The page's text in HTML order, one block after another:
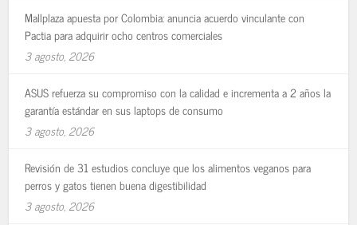
Mallplaza apuesta por Colombia: anuncia acuerdo vinculante con
Pactia para adquirir ocho centros comerciales
3 agosto, 2026
ASUS refuerza su compromiso con la calidad e incrementa a 2 años la
garantía estándar en sus laptops de consumo
3 agosto, 2026
Revisión de 31 estudios concluye que los alimentos veganos para
perros y gatos tienen buena digestibilidad
3 agosto, 2026